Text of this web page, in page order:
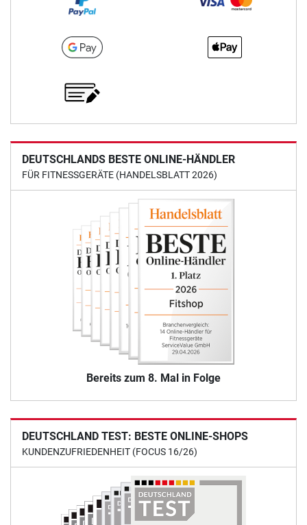
DEUTSCHLANDS BESTE ONLINE-HÄNDLER
FÜR FITNESSGERÄTE (HANDELSBLATT 2026)
Bereits zum 8. Mal in Folge
DEUTSCHLAND TEST: BESTE ONLINE-SHOPS
KUNDENZUFRIEDENHEIT (FOCUS 16/26)